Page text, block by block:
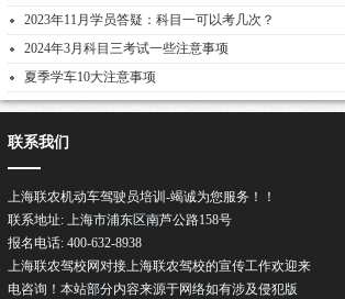
2023年11月学员答疑：科目一可以考几次？
2024年3月科目三考试一些注意事项
夏季学车10大注意事项
联系我们
上海联农机动车驾驶员培训-竭诚为您服务！！
联系地址: 上海市浦东区南芦公路158号
报名电话: 400-632-8938
上海联农驾校网对接上海联农驾校的宣传工作欢迎来
电咨询！本站部分内容来源于网络如有涉及侵犯版